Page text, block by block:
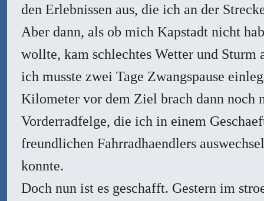
den Erlebnissen aus, die ich an der
Aber dann, als ob mich Kapstadt nicht
wollte, kam schlechtes Wetter und Sturm
ich musste zwei Tage Zwangspause
Kilometer vor dem Ziel brach dann noch
Vorderradfelge, die ich in einem
freundlichen Fahrradhaendlers
konnte.
Doch nun ist es geschafft. Gestern im